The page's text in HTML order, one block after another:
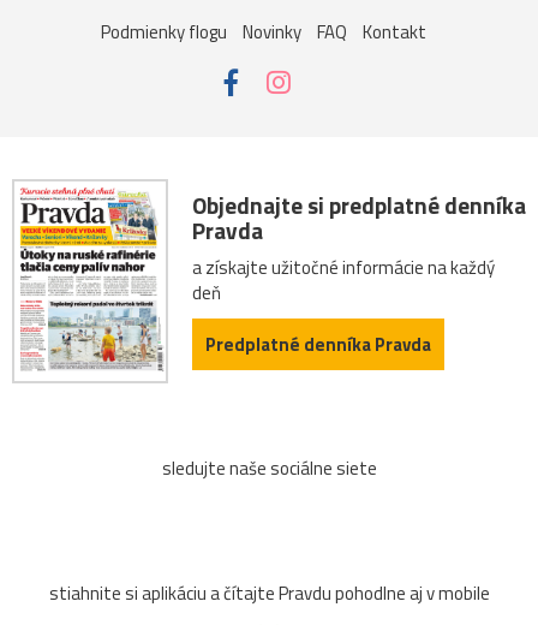
Podmienky flogu Novinky FAQ Kontakt
Objednajte si predplatné denníka
Pravda
a získajte užitočné informácie na každý
deň
Predplatné denníka Pravda
sledujte naše sociálne siete
stiahnite si aplikáciu a čítajte Pravdu pohodlne aj v mobile